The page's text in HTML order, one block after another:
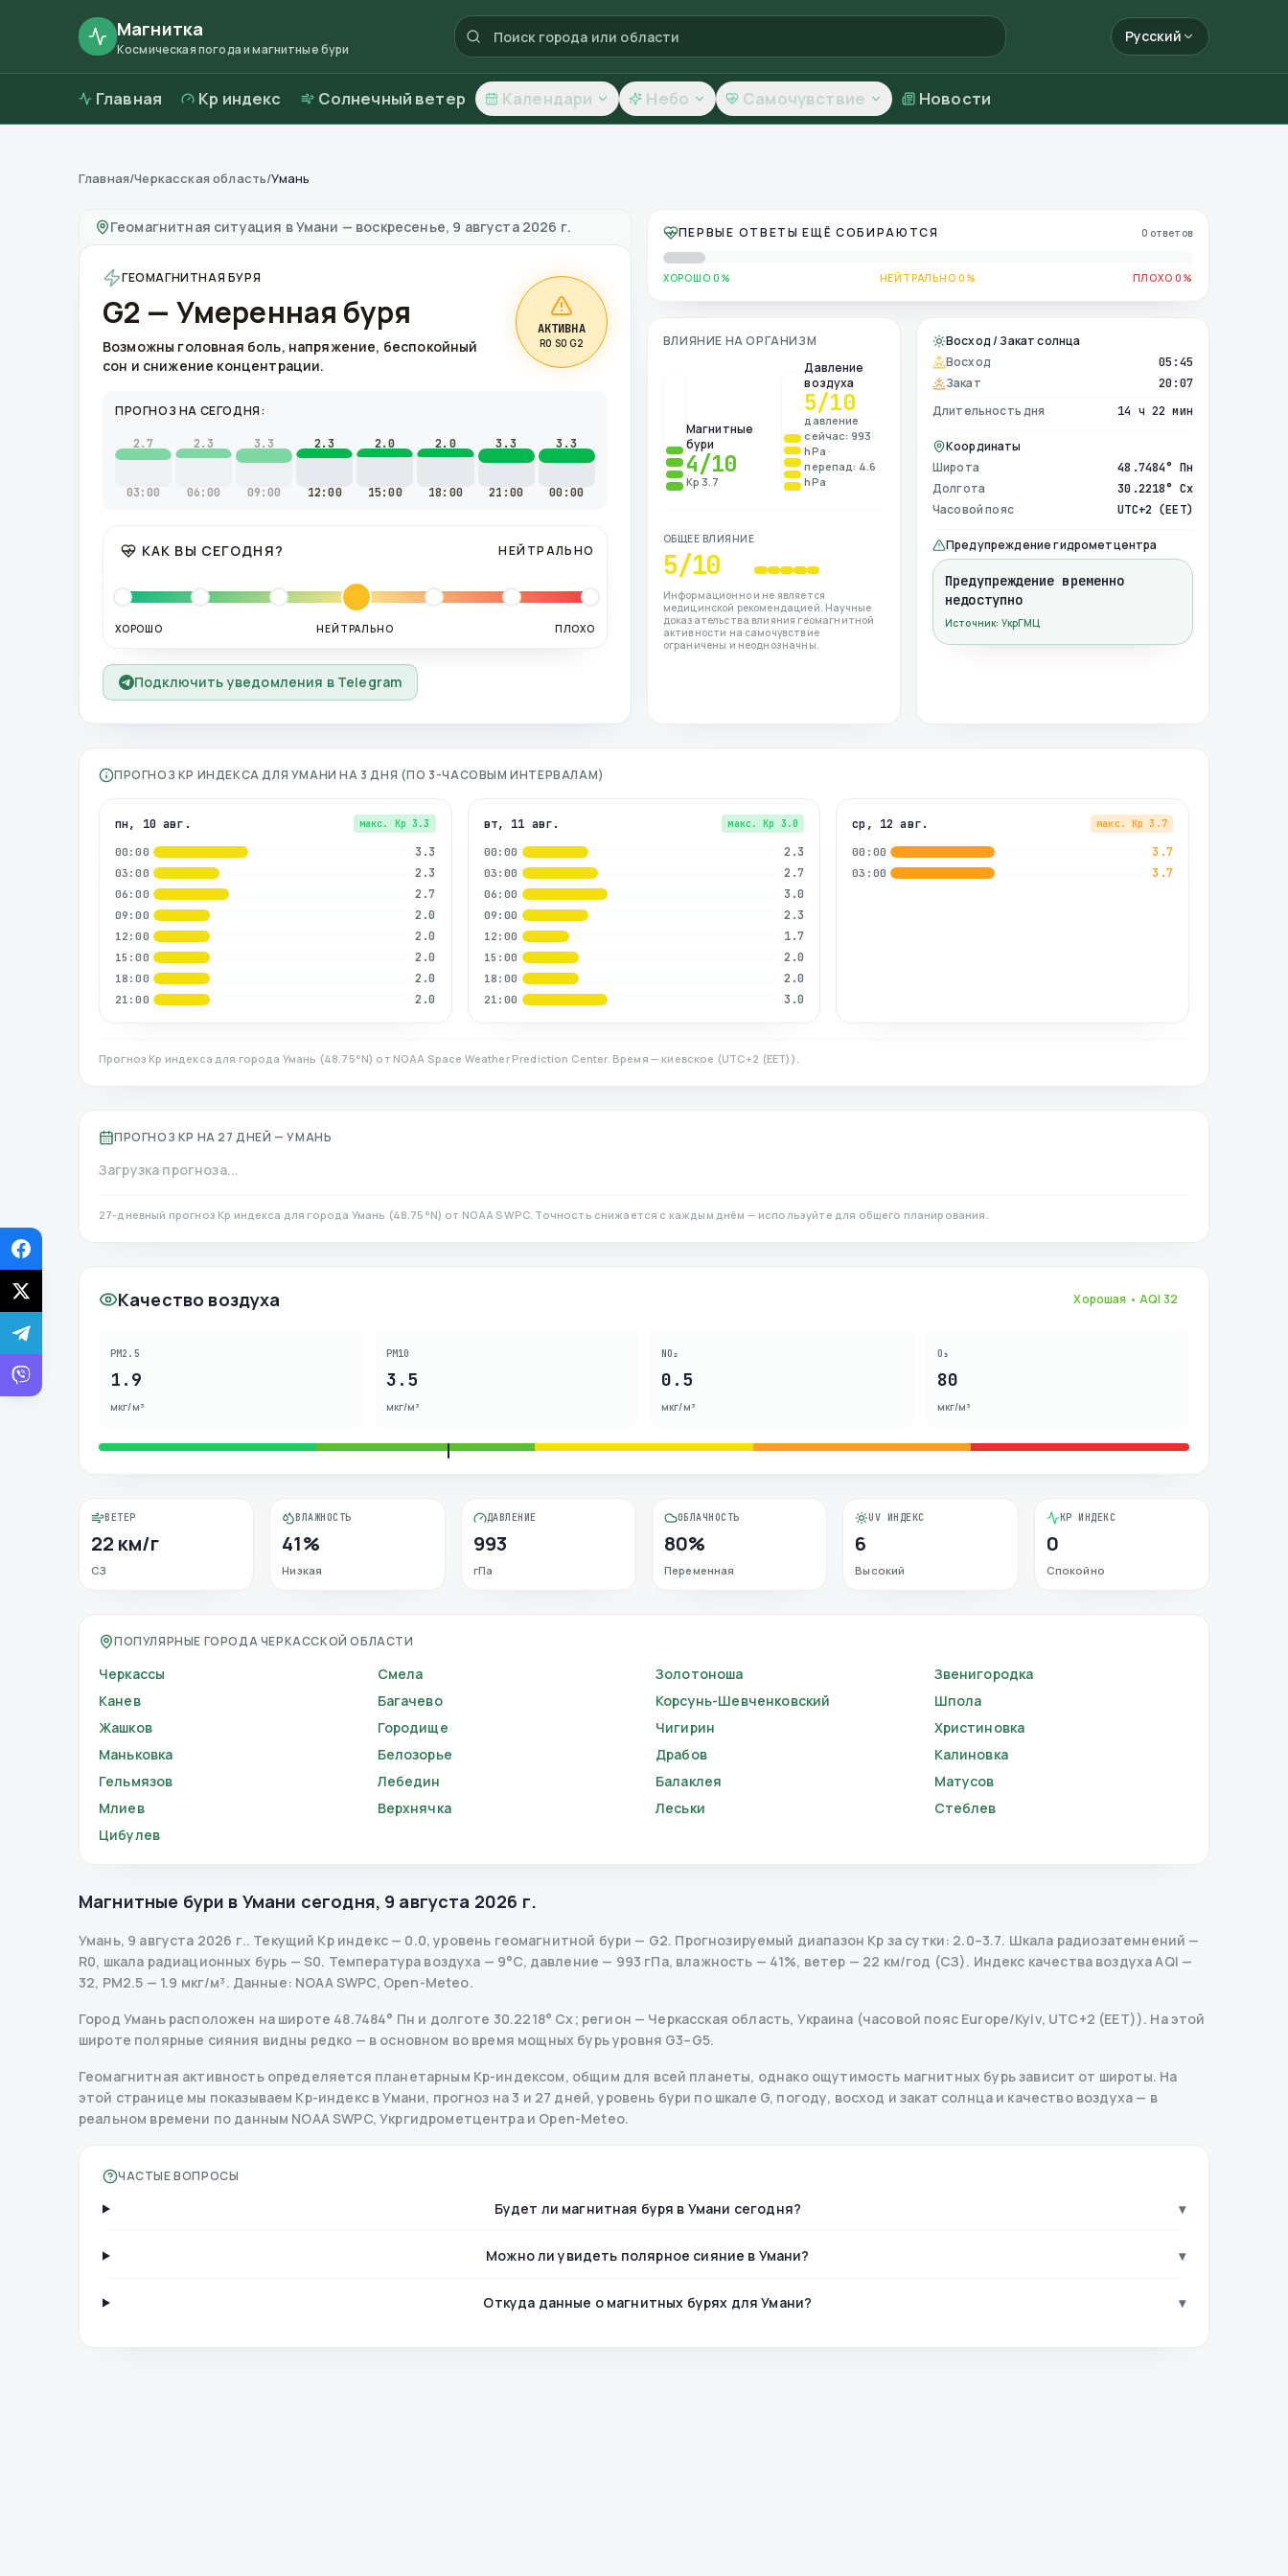
Магнитка
Космическая погода и магнитные бури
Русский
Главная Kp индекс Солнечный ветер Календари Небо Самочувствие Новости
Магнитные бури вУмани—погода и качество воздуха
Главная/Черкасская область/Умань
Геомагнитная ситуация вУмани — воскресенье, 9 августа 2026 г.
ГЕОМАГНИТНАЯ БУРЯ
G2 — Умеренная буря
Возможны головная боль, напряжение, беспокойный
сон и снижение концентрации.
АКТИВНА
R0 S0 G2
ПРОГНОЗ НА СЕГОДНЯ:
2.7
03:00
2.3
06:00
3.3
09:00
2.3
12:00
2.0
15:00
2.0
18:00
3.3
21:00
3.3
00:00
КАК ВЫ СЕГОДНЯ? НЕЙТРАЛЬНО
ХОРОШО НЕЙТРАЛЬНО ПЛОХО
Подключить уведомления в Telegram
ПЕРВЫЕ ОТВЕТЫ ЕЩЁ СОБИРАЮТСЯ 0 ответов
ХОРОШО 0% НЕЙТРАЛЬНО 0% ПЛОХО 0%
ВЛИЯНИЕ НА ОРГАНИЗМ
Магнитные
бури
4/10
Kp 3.7
Давление
воздуха
5/10
давление
сейчас: 993
hPa ·
перепад: 4.6
hPa
ОБЩЕЕ ВЛИЯНИЕ
5/10
Информационно и не является
медицинской рекомендацией. Научные
доказательства влияния геомагнитной
активности на самочувствие
ограничены и неоднозначны.
Восход / Закат солнца
Восход
05:45
Закат 20:07
Длительность дня 14 ч 22 мин
Координаты
Широта
48.7484° Пн
Долгота 30.2218° Сх
Часовой пояс UTC+2 (EET)
Предупреждение гидрометцентра
Предупреждение временно
недоступно
Источник: УкрГМЦ
ПРОГНОЗ KP ИНДЕКСА ДЛЯ УМАНИ НА 3 ДНЯ (ПО 3-ЧАСОВЫМ ИНТЕРВАЛАМ)
пн, 10 авг. макс. Kp 3.3
00:00 3.3
03:00 2.3
06:00 2.7
09:00 2.0
12:00 2.0
15:00 2.0
18:00 2.0
21:00 2.0
вт, 11 авг. макс. Kp 3.0
00:00 2.3
03:00 2.7
06:00 3.0
09:00 2.3
12:00 1.7
15:00 2.0
18:00 2.0
21:00 3.0
ср, 12 авг. макс. Kp 3.7
00:00 3.7
03:00 3.7
Прогноз Kp индекса для города Умань (48.75°N) от NOAA Space Weather Prediction Center. Время — киевское (UTC+2 (EET) ).
ПРОГНОЗ KP НА 27 ДНЕЙ — УМАНЬ
Загрузка прогноза...
27-дневный прогноз Kp индекса для города Умань (48.75 °N) от NOAA SWPC. Точность снижается с каждым днём — используйте для общего планирования.
Качество воздуха Хорошая • AQI 32
PM2.5
1.9
мкг/м³
PM10
3.5
мкг/м³
NO₂
0.5
мкг/м³
O₃
80
мкг/м³
ВЕТЕР
22 км/г
СЗ
ВЛАЖНОСТЬ
41%
Низкая
ДАВЛЕНИЕ
993
гПа
ОБЛАЧНОСТЬ
80%
Переменная
UV ИНДЕКС
6
Высокий
KP ИНДЕКС
0
Спокойно
ПОПУЛЯРНЫЕ ГОРОДА ЧЕРКАССКОЙ ОБЛАСТИ
Черкассы Смела Золотоноша
Звенигородка
Канев
Багачево Корсунь-Шевченковский
Шпола
Жашков
Городище Чигирин
Христиновка
Маньковка
Белозорье Драбов
Калиновка
Гельмязов
Лебедин Балаклея
Матусов
Млиев
Верхнячка Леськи
Стеблев
Цибулев
Магнитные бури в Умани сегодня, 9 августа 2026 г.
Умань, 9 августа 2026 г.. Текущий Kp индекс— 0.0,уровень геомагнитной бури — G2. Прогнозируемый диапазон Kp за сутки: 2.0–3.7. Шкала радиозатемнений —
R0, шкала радиационных бурь — S0. Температура воздуха — 9°C, давление — 993 гПа, влажность — 41%, ветер — 22 км/год (СЗ). Индекс качества воздуха AQI —
32, PM2.5 — 1.9 мкг/м³. Данные: NOAA SWPC, Open-Meteo.
Город Умань расположен на широте 48.7484° Пн и долготе 30.2218° Сх; регион — Черкасская область, Украина (часовой пояс Europe/Kyiv, UTC+2 (EET)). На этой
широте полярные сияния видны редко — в основном во время мощных бурь уровня G3–G5.
Геомагнитная активность определяется планетарным Kp-индексом, общим для всей планеты, однако ощутимость магнитных бурь зависит от широты. На
этой странице мы показываем Kp-индекс в Умани, прогноз на 3 и 27 дней, уровень бури по шкале G, погоду, восход и закат солнца и качество воздуха — в
реальном времени по данным NOAA SWPC, Укргидрометцентра и Open-Meteo.
ЧАСТЫЕ ВОПРОСЫ
Будет ли магнитная буря в Умани сегодня? ▾
Можно ли увидеть полярное сияние в Умани? ▾
Откуда данные о магнитных бурях для Умани? ▾